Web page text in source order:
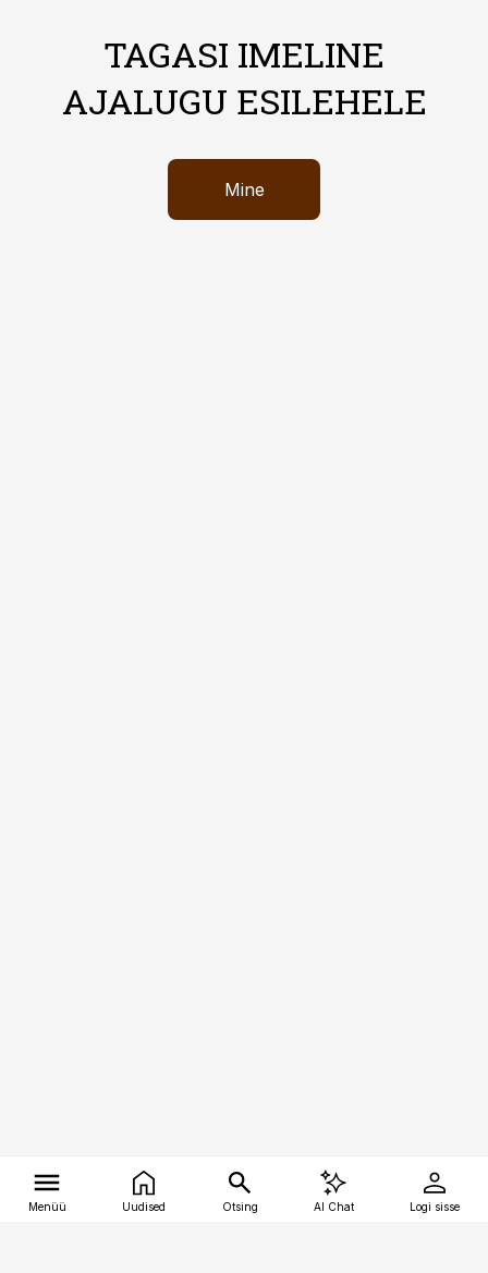
TAGASI IMELINE
AJALUGU ESILEHELE
Mine
Menüü Uudised Otsing AI Chat Logi sisse